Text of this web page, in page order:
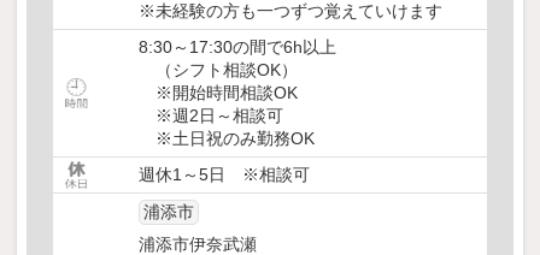
※未経験の方も一つずつ覚えていけます
8:30～17:30の間で6h以上
（シフト相談OK）
※開始時間相談OK
※週2日～相談可
※土日祝のみ勤務OK
週休1～5日 ※相談可
浦添市
浦添市伊奈武瀬